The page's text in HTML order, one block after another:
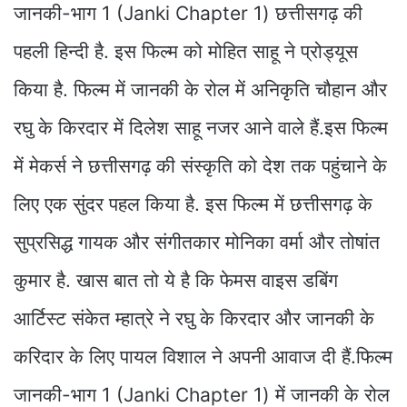
जानकी-भाग 1 (Janki Chapter 1) छत्तीसगढ़ की
पहली हिन्दी है. इस फिल्म को मोहित साहू ने प्रोड्यूस
किया है. फिल्म में जानकी के रोल में अनिकृति चौहान और
रघु के किरदार में दिलेश साहू नजर आने वाले हैं.इस फिल्म
में मेकर्स ने छत्तीसगढ़ की संस्कृति को देश तक पहुंचाने के
लिए एक सुंदर पहल किया है. इस फिल्म में छत्तीसगढ़ के
सुप्रसिद्ध गायक और संगीतकार मोनिका वर्मा और तोषांत
कुमार है. खास बात तो ये है कि फेमस वाइस डबिंग
आर्टिस्ट संकेत म्हात्रे ने रघु के किरदार और जानकी के
करिदार के लिए पायल विशाल ने अपनी आवाज दी हैं.फिल्म
जानकी-भाग 1 (Janki Chapter 1) में जानकी के रोल